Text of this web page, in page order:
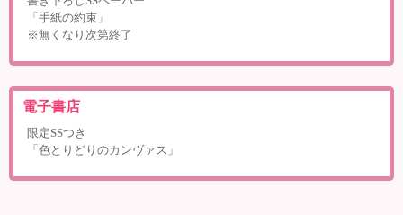
「手紙の約束」
※無くなり次第終了
電子書店
限定SSつき
「色とりどりのカンヴァス」